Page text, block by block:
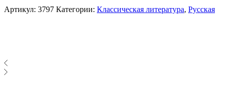
Артикул: 3797 Категории: Классическая литература, Русская